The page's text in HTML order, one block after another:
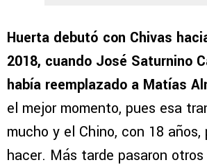
Huerta debutó con Chivas
2018, cuando José Saturnino
había reemplazado a Matías
el mejor momento, pues esa
mucho y el Chino, con 18 años,
hacer. Más tarde pasaron